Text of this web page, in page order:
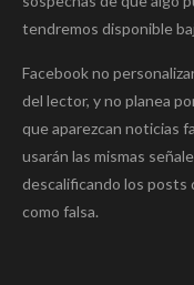
tendremos disponible
Facebook no
del lector, y no planea
que aparezcan noticias
usarán las mismas
descalificando los posts
como falsa.